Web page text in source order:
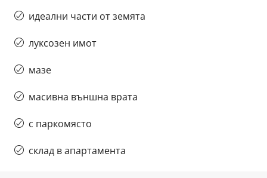
идеални части от земята
луксозен имот
мазе
масивна външна врата
с паркомясто
склад в апартамента